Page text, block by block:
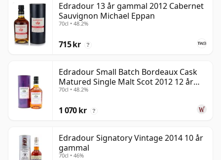
Edradour 13 år gammal 2012 Cabernet
Sauvignon Michael Eppan
70cl • 48.2%
715 kr ?
Edradour Small Batch Bordeaux Cask
Matured Single Malt Scot 2012 12 år
gammal
70cl • 48.2%
1 070 kr ?
Edradour Signatory Vintage 2014 10 år
gammal
70cl • 46%